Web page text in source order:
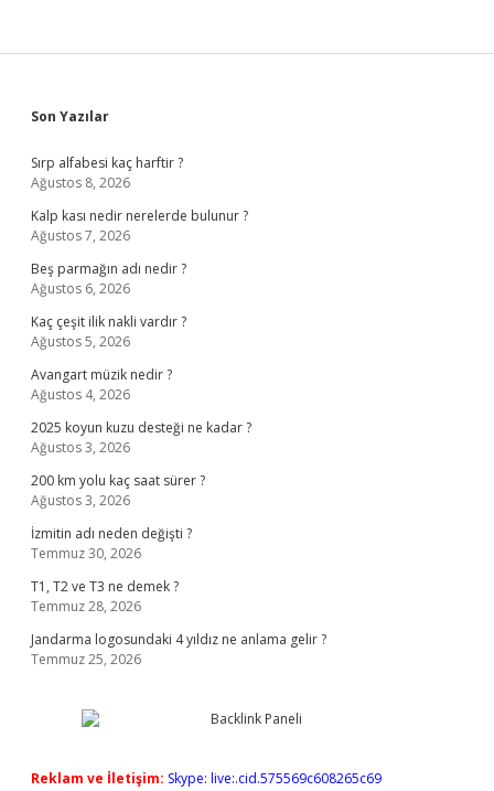
Sidebar
Son Yazılar
Sırp alfabesi kaç harftir ?
Ağustos 8, 2026
Kalp kası nedir nerelerde bulunur ?
Ağustos 7, 2026
Beş parmağın adı nedir ?
Ağustos 6, 2026
Kaç çeşit ilik nakli vardır ?
Ağustos 5, 2026
Avangart müzik nedir ?
Ağustos 4, 2026
2025 koyun kuzu desteği ne kadar ?
Ağustos 3, 2026
200 km yolu kaç saat sürer ?
Ağustos 3, 2026
İzmitin adı neden değişti ?
Temmuz 30, 2026
T1, T2 ve T3 ne demek ?
Temmuz 28, 2026
Jandarma logosundaki 4 yıldız ne anlama gelir ?
Temmuz 25, 2026
Reklam ve İletişim: Skype: live:.cid.575569c608265c69